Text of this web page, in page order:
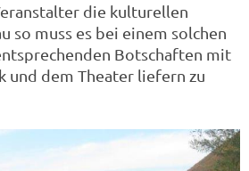
die kulturellen
so muss es bei einem solchen
Botschaften mit
und dem Theater liefern zu